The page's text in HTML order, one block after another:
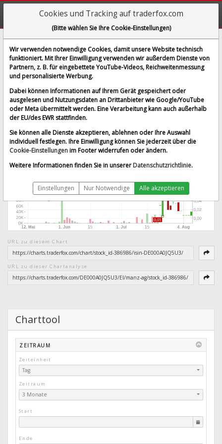
Manz AG
[M5Z | WKN A0JQ5U | ISIN DE000A0JQ5U3]
0,015 € 121,43 %
Echtzeit-Aktienkurs vom 08.08.2026 um 05:58 Uhr
Echtzeit Euro Splitbereinigt
URL zu diesem Chart
URL zu dieser Chartanalyse
Charttool
ZEITRAUM
Zeiteinheit
Tag
Zeitraum
3 Monate
Start
Ende
Cookies und Tracking auf traderfox.com
(Bitte wählen Sie Ihre Cookie-Einstellungen)
Wir verwenden notwendige Cookies, damit unsere Website technisch
funktioniert. Mit Ihrer Einwilligung verwenden wir außerdem Dienste von
Partnern, z. B. für eingebettete YouTube-Videos, Reichweitenmessung
und personalisierte Werbung.
Dabei können Informationen auf Ihrem Gerät gespeichert oder
ausgelesen und Nutzungsdaten an Drittanbieter wie Google/YouTube
oder Meta übermittelt werden. Eine Verarbeitung kann auch außerhalb
der EU/des EWR stattfinden.
Sie können alle Dienste akzeptieren, ablehnen oder Ihre Auswahl
individuell festlegen. Ihre Einwilligung können Sie jederzeit über die
Cookie-Einstellungenim Footer widerrufen oder ändern.
Weitere Informationen finden Sie in unserer Datenschutzrichtlinie.
Einstellungen Nur Notwendige Alle akzeptieren